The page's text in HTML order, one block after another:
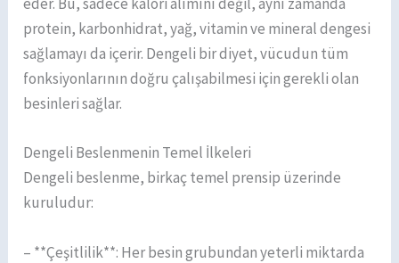
protein, karbonhidrat, yağ, vitamin ve mineral dengesi
sağlamayı da içerir. Dengeli bir diyet, vücudun tüm
fonksiyonlarının doğru çalışabilmesi için gerekli olan
besinleri sağlar.
Dengeli Beslenmenin Temel İlkeleri
Dengeli beslenme, birkaç temel prensip üzerinde
kuruludur:
– **Çeşitlilik**: Her besin grubundan yeterli miktarda